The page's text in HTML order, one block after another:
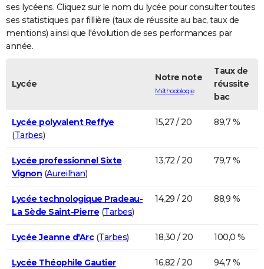
S'inscrire
Se connecter
Lycées
Collèges
Primaires
Universités
Entreprises
Service militaire
Avis de recherche
AVIS DE DÉCÈS
FORUM
ses lycéens. Cliquez sur le nom du lycée pour consulter toutes
ses statistiques par fillière (taux de réussite au bac, taux de
mentions) ainsi que l'évolution de ses performances par
année.
Lycée
Notre note
Méthodologie
Taux de
réussite
bac
Lycée polyvalent Reffye
(Tarbes)
15,27 / 20 89,7 %
Lycée professionnel Sixte
Vignon (Aureilhan)
13,72 / 20 79,7 %
Lycée technologique Pradeau-
La Sède Saint-Pierre (Tarbes)
14,29 / 20 88,9 %
Lycée Jeanne d'Arc(Tarbes) 18,30 / 20 100,0 %
Lycée Théophile Gautier
16,82 / 20 94,7 %